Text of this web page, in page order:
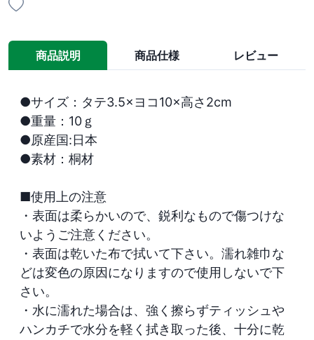
商品説明 商品仕様 レビュー
●サイズ：タテ3.5×ヨコ10×高さ2cm
●重量：10ｇ
●原産国:日本
●素材：桐材
■使用上の注意
・表面は柔らかいので、鋭利なもので傷つけな
いようご注意ください。
・表面は乾いた布で拭いて下さい。濡れ雑巾な
どは変色の原因になりますので使用しないで下
さい。
・水に濡れた場合は、強く擦らずティッシュや
ハンカチで水分を軽く拭き取った後、十分に乾